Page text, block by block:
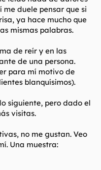
me duele pensar que si
ya hace mucho que
mismas palabras.
de reír y en las
de una persona.
para mí motivo de
blanquísimos).
siguiente, pero dado el
visitas.
no me gustan. Veo
Una muestra: